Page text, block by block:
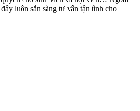
luôn sẵn sàng tư vấn tận tình cho